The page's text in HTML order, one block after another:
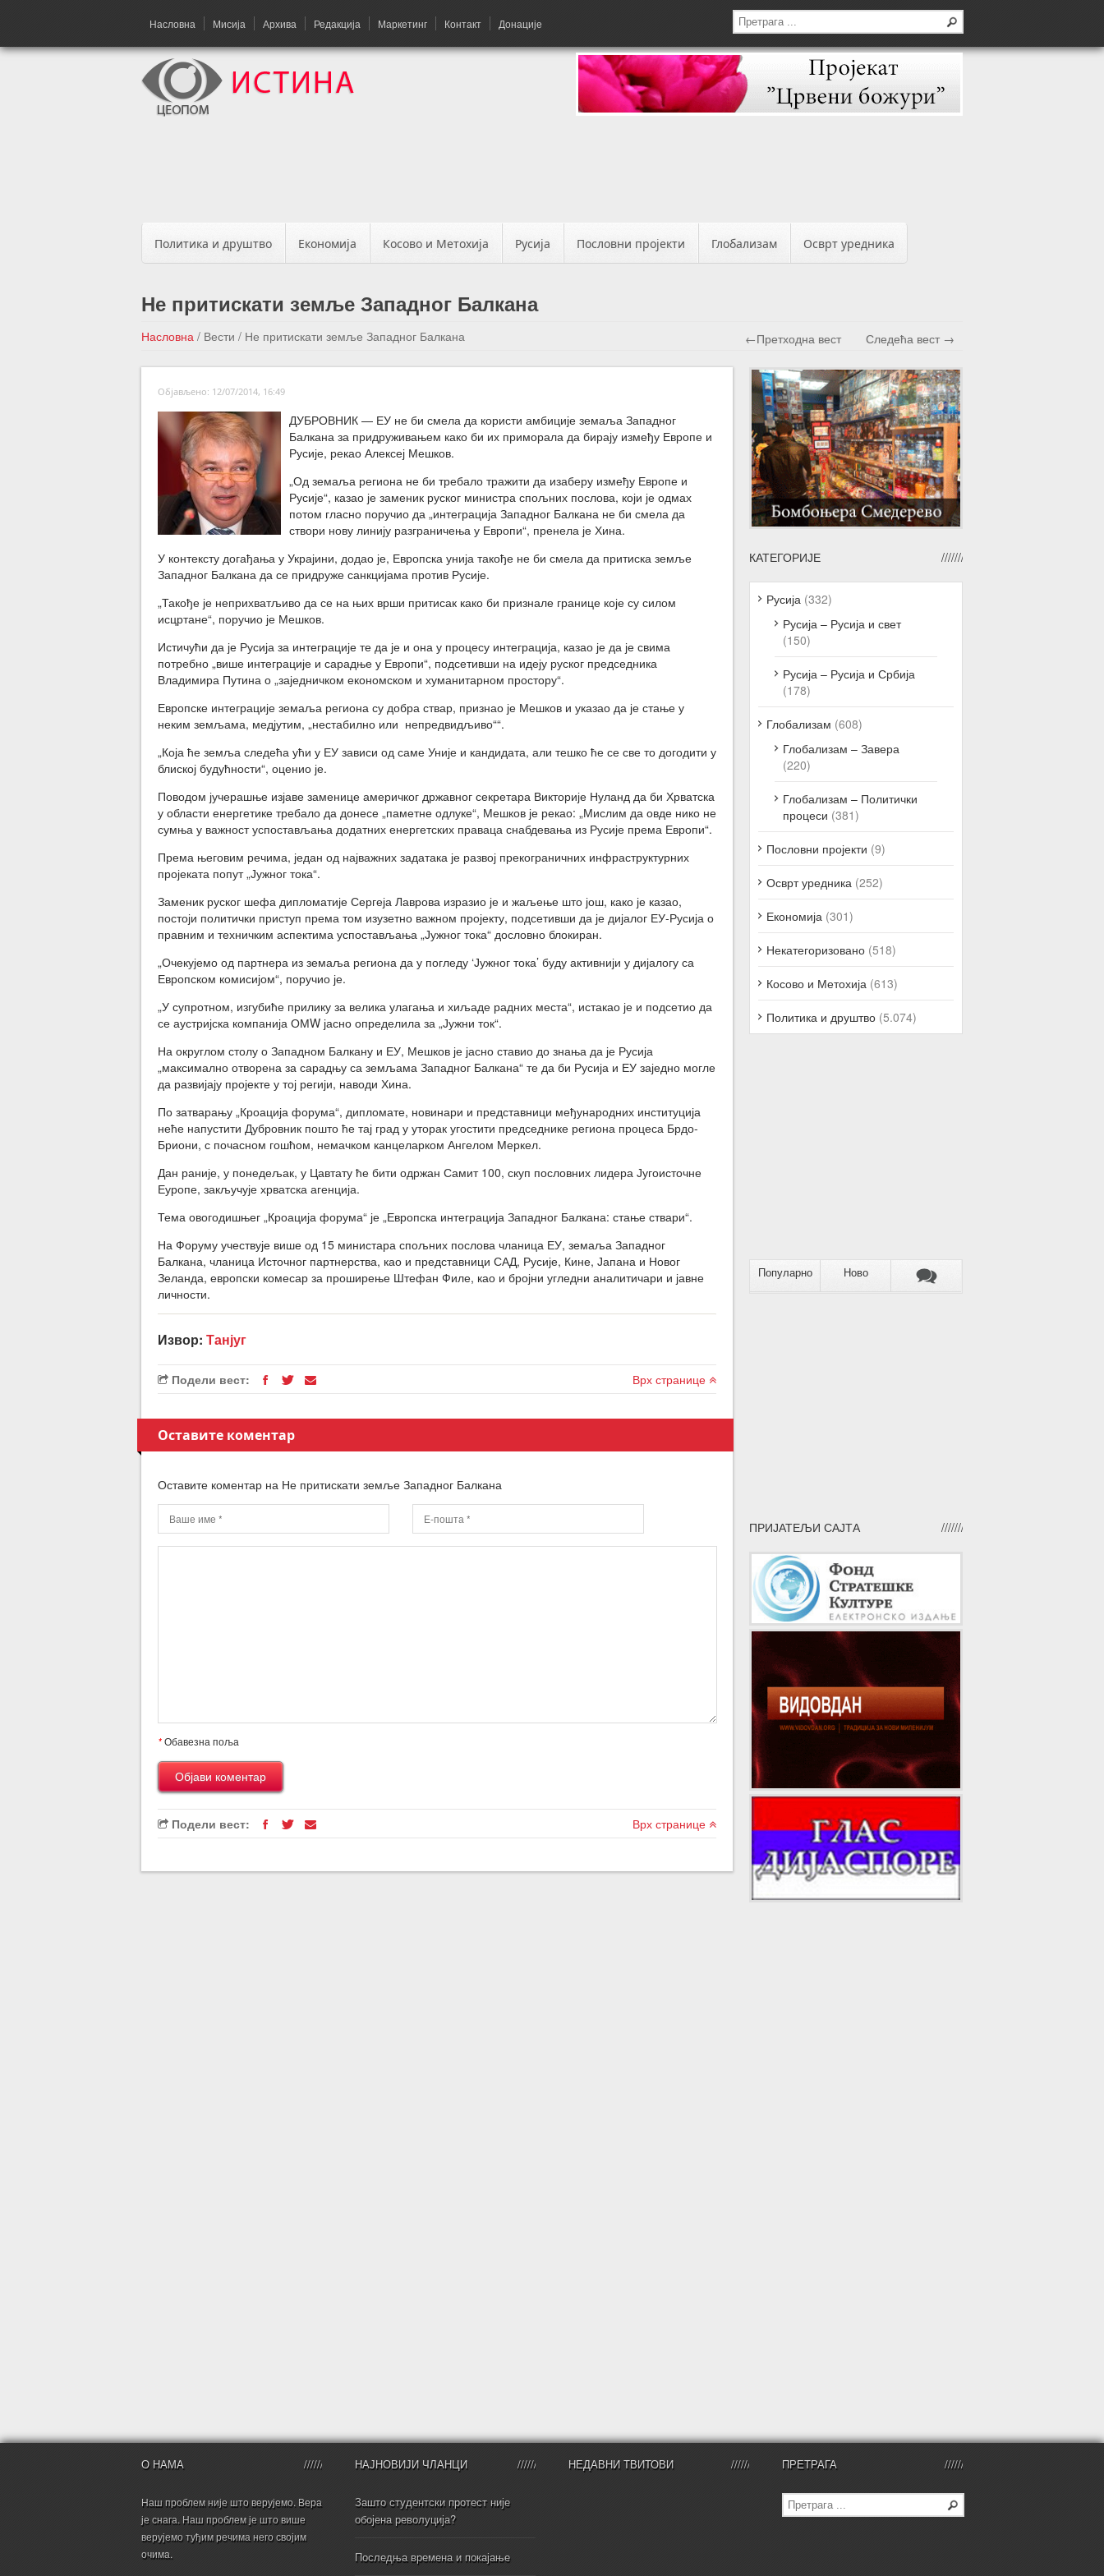
Насловна Мисија Архива Редакција Маркетинг Контакт Донације
Политика и друштво Економија Косово и Метохија Русија Пословни пројекти Глобализам Осврт уредника
Не притискати земље Западног Балкана
Насловна / Вести / Не притискати земље Западног Балкана ←Претходна вест Следећа вест →
Објављено: 12/07/2014, 16:49
ДУБРОВНИК — ЕУ не би смела да користи амбиције земаља Западног
Балкана за придруживањем како би их приморала да бирају између Европе и
Русије, рекао Алексеј Мешков.
„Од земаља региона не би требало тражити да изаберу између Европе и
Русије“, казао је заменик руског министра спољних послова, који је одмах
потом гласно поручио да „интеграција Западног Балкана не би смела да
створи нову линију разграничења у Европи“, пренела је Хина.
У контексту догађања у Украјини, додао је, Европска унија такође не би смела да притиска земље
Западног Балкана да се придруже санкцијама против Русије.
„Такође је неприхватљиво да се на њих врши притисак како би признале границе које су силом
исцртане“, поручио је Мешков.
Истичући да је Русија за интеграције те да је и она у процесу интеграција, казао је да је свима
потребно „више интеграције и сарадње у Европи“, подсетивши на идеју руског председника
Владимира Путина о „заједничком економском и хуманитарном простору“.
Европске интеграције земаља региона су добра ствар, признао је Мешков и указао да је стање у
неким земљама, медјутим, „нестабилно или непредвидљиво““.
„Која ће земља следећа ући у ЕУ зависи од саме Уније и кандидата, али тешко ће се све то догодити у
блиској будућности“, оценио је.
Поводом јучерашње изјаве заменице америчког државног секретара Викторије Нуланд да би Хрватска
у области енергетике требало да донесе „паметне одлуке“, Мешков је рекао: „Мислим да овде нико не
сумња у важност успостављања додатних енергетских праваца снабдевања из Русије према Европи“.
Према његовим речима, један од најважних задатака је развој прекограничних инфраструктурних
пројеката попут „Јужног тока“.
Заменик руског шефа дипломатије Сергеја Лаврова изразио је и жаљење што још, како је казао,
постоји политички приступ према том изузетно важном пројекту, подсетивши да је дијалог ЕУ-Русија о
правним и техничким аспектима успостављања „Јужног тока“ дословно блокиран.
„Очекујемо од партнера из земаља региона да у погледу ‘Јужног тока’ буду активнији у дијалогу са
Европском комисијом“, поручио је.
„У супротном, изгубиће прилику за велика улагања и хиљаде радних места“, истакао је и подсетио да
се аустријска компанија ОМW јасно определила за „Јужни ток“.
На округлом столу о Западном Балкану и ЕУ, Мешков је јасно ставио до знања да је Русија
„максимално отворена за сарадњу са земљама Западног Балкана“ те да би Русија и ЕУ заједно могле
да развијају пројекте у тој регији, наводи Хина.
По затварању „Кроација форума“, дипломате, новинари и представници међународних институција
неће напустити Дубровник пошто ће тај град у уторак угостити председнике региона процеса Брдо-
Бриони, с почасном гошћом, немачком канцеларком Ангелом Меркел.
Дан раније, у понедељак, у Цавтату ће бити одржан Самит 100, скуп пословних лидера Југоисточне
Еуропе, закључује хрватска агенција.
Тема овогодишњег „Кроација форума“ је „Европска интеграција Западног Балкана: стање ствари“.
На Форуму учествује више од 15 министара спољних послова чланица ЕУ, земаља Западног
Балкана, чланица Источног партнерства, као и представници САД, Русије, Кине, Јапана и Новог
Зеланда, европски комесар за проширење Штефан Филе, као и бројни угледни аналитичари и јавне
личности.
Извор: Танјуг
Подели вест: Врх странице
Оставите коментар
Оставите коментар на Не притискати земље Западног Балкана
*Обавезна поља
Подели вест: Врх странице
КАТЕГОРИЈЕ
Русија (332)
Русија – Русија и свет
(150)
Русија – Русија и Србија
(178)
Глобализам (608)
Глобализам – Завера
(220)
Глобализам – Политички
процеси (381)
Пословни пројекти (9)
Осврт уредника (252)
Економија (301)
Некатегоризовано (518)
Косово и Метохија (613)
Политика и друштво (5.074)
Популарно Ново
ПРИЈАТЕЉИ САЈТА
О НАМА
Наш проблем није што верујемо. Вера
је снага. Наш проблем је што више
верујемо туђим речима него својим
очима.
НАЈНОВИЈИ ЧЛАНЦИ
Зашто студентски протест није
обојена револуција?
Последња времена и покајање
НЕДАВНИ ТВИТОВИ ПРЕТРАГА